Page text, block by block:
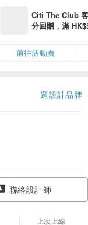
Citi The Club
分回贈，滿
前往活動頁
逛設計品牌
聯絡設計師
上次上線